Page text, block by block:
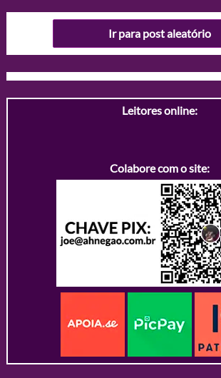
Ir para post aleatório
Leitores online:
Colabore com o site: